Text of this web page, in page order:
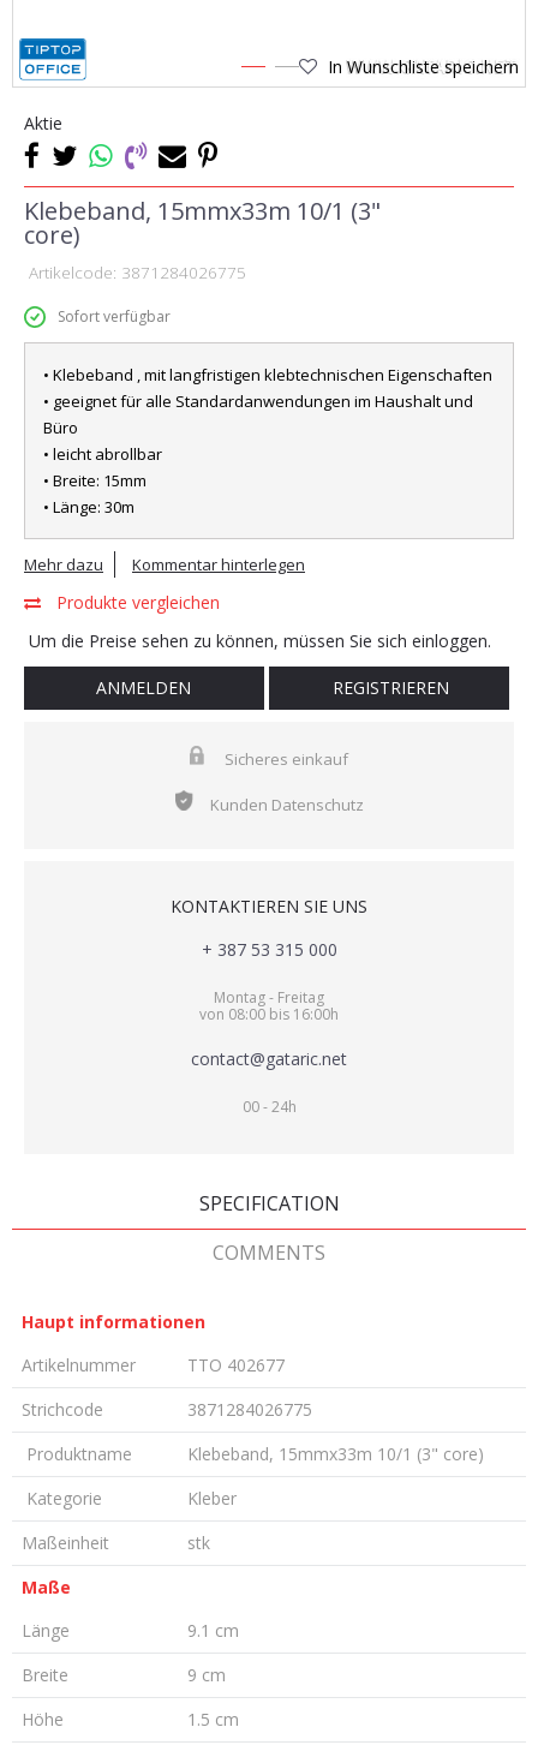
1 2 In Wunschliste speichern
Aktie
Klebeband, 15mmx33m 10/1 (3"
core)
Artikelcode: 3871284026775
Sofort verfügbar
• Klebeband , mit langfristigen klebtechnischen Eigenschaften
• geeignet für alle Standardanwendungen im Haushalt und
Büro
• leicht abrollbar
• Breite: 15mm
• Länge: 30m
Mehr dazu Kommentar hinterlegen
Produkte vergleichen
Um die Preise sehen zu können, müssen Sie sich einloggen.
ANMELDEN REGISTRIEREN
Sicheres einkauf
Kunden Datenschutz
KONTAKTIEREN SIE UNS
+ 387 53 315 000
Montag - Freitag
von 08:00 bis 16:00h
contact@gataric.net
00 - 24h
SPECIFICATION
COMMENTS
Haupt informationen
Artikelnummer
TTO 402677
Strichcode
3871284026775
Produktname
Klebeband, 15mmx33m 10/1 (3" core)
Kategorie
Kleber
Maßeinheit
stk
Maße
Länge
9.1 cm
Breite
9 cm
Höhe
1.5 cm